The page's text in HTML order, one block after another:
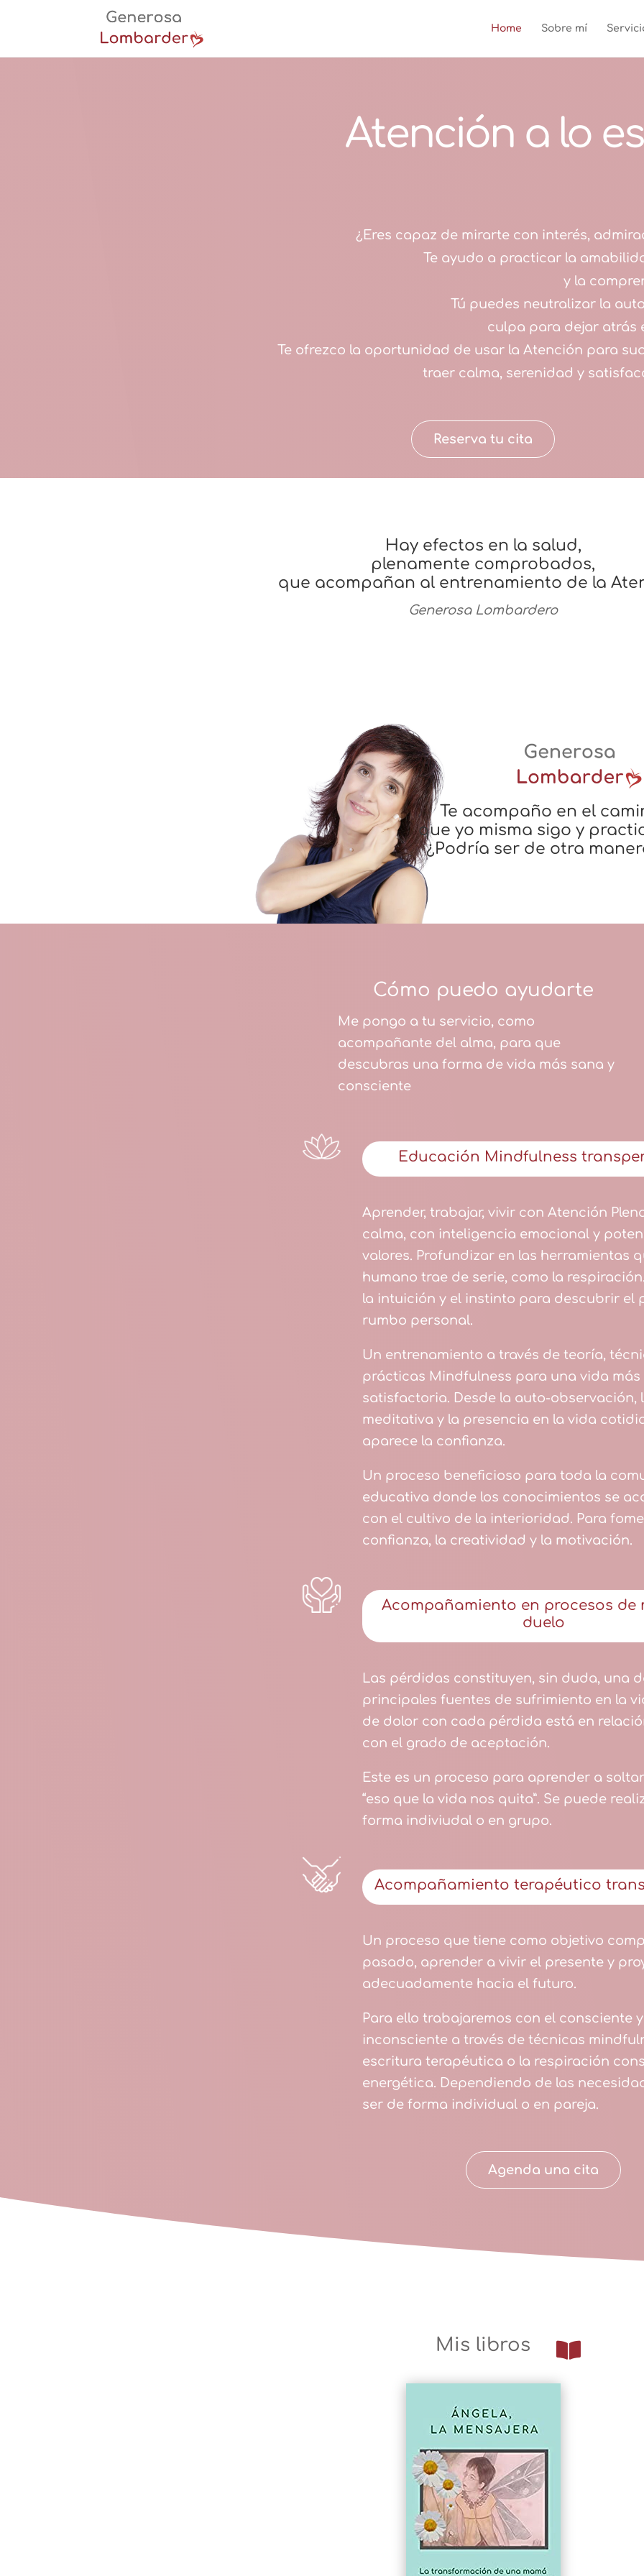
Home Sobre mí
Atención a lo
¿Eres capaz de mirarte con interés,
Te ayudo a practicar la
y la
Tú puedes neutralizar la
culpa para dejar atrás
Te ofrezco la oportunidad de usar la Atención para
traer calma, serenidad y
Reserva tu cita
Hay efectos en la salud,
plenamente comprobados,
que acompañan al entrenamiento de la
Generosa Lombardero
Te acompaño en el
que yo misma sigo y
¿Podría ser de otra
Cómo puedo ayudarte
Me pongo a tu servicio, como
acompañante del alma, para que
descubras una forma de vida más sana y
consciente
Educación Mindfulness
Aprender, trabajar, vivir con Atención
calma, con inteligencia emocional y
valores. Profundizar en las herramientas
humano trae de serie, como la
la intuición y el instinto para descubrir el
rumbo personal.
Un entrenamiento a través de teoría,
prácticas Mindfulness para una vida más
satisfactoria. Desde la auto-observación,
meditativa y la presencia en la vida
aparece la confianza.
Un proceso beneficioso para toda la
educativa donde los conocimientos se
con el cultivo de la interioridad. Para
confianza, la creatividad y la motivación.
Acompañamiento en procesos de
duelo
Las pérdidas constituyen, sin duda, una
principales fuentes de sufrimiento en la
de dolor con cada pérdida está en
con el grado de aceptación.
Este es un proceso para aprender a
“eso que la vida nos quita”. Se puede
forma indiviudal o en grupo.
Acompañamiento terapéutico
Un proceso que tiene como objetivo
pasado, aprender a vivir el presente y
adecuadamente hacia el futuro.
Para ello trabajaremos con el consciente
inconsciente a través de técnicas
escritura terapéutica o la respiración
energética. Dependiendo de las
ser de forma individual o en pareja.
Agenda una cita

Mis libros